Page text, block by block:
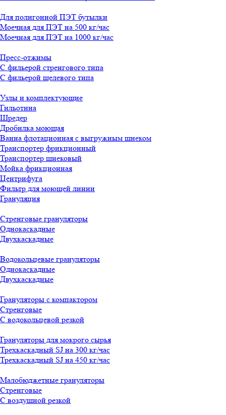
Для полигонной ПЭТ бутылки
Моечная для ПЭТ на 500 кг/час
Моечная для ПЭТ на 1000 кг/час
Пресс-отжимы
С фильерой стренгового типа
С фильерой щелевого типа
Узлы и комплектующие
Гильотина
Шредер
Дробилка моющая
Ванна флотационная с выгружным шнеком
Транспортер фрикционный
Транспортер шнековый
Мойка фрикционная
Центрифуга
Фильтр для моющей линии
Грануляция
Стренговые грануляторы
Однокаскадные
Двухкаскадные
Водокольцевые грануляторы
Однокаскадные
Двухкаскадные
Грануляторы с компактором
Стренговые
С водокольцевой резкой
Грануляторы для мокрого сырья
Трехкаскадный SJ на 300 кг/час
Трехкаскадный SJ на 450 кг/час
Малобюджетные грануляторы
Стренговые
С воздушной резкой